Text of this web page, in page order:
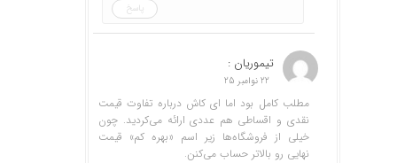
پاسخ
تیموریان :
22 نوامبر 25
مطلب کامل بود اما ای کاش درباره تفاوت قیمت
نقدی و اقساطی هم عددی ارائه می‌کردید. چون
خیلی از فروشگاه‌ها زیر اسم «بهره کم» قیمت
نهایی رو بالاتر حساب می‌کنن.